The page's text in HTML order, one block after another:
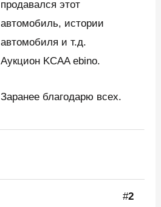
продавался этот
автомобиль, истории
автомобиля и т.д.
Аукцион KCAA ebino.
Заранее благодарю всех.
#2